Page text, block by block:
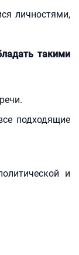
личностями,
такими
подходящие
и